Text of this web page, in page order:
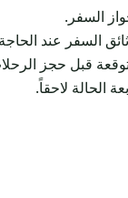
السفر.
السفر عند
قبل حجز
الحالة لاحقاً.